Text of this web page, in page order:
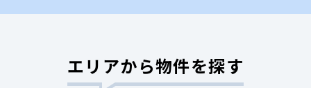
エリアから物件を探す